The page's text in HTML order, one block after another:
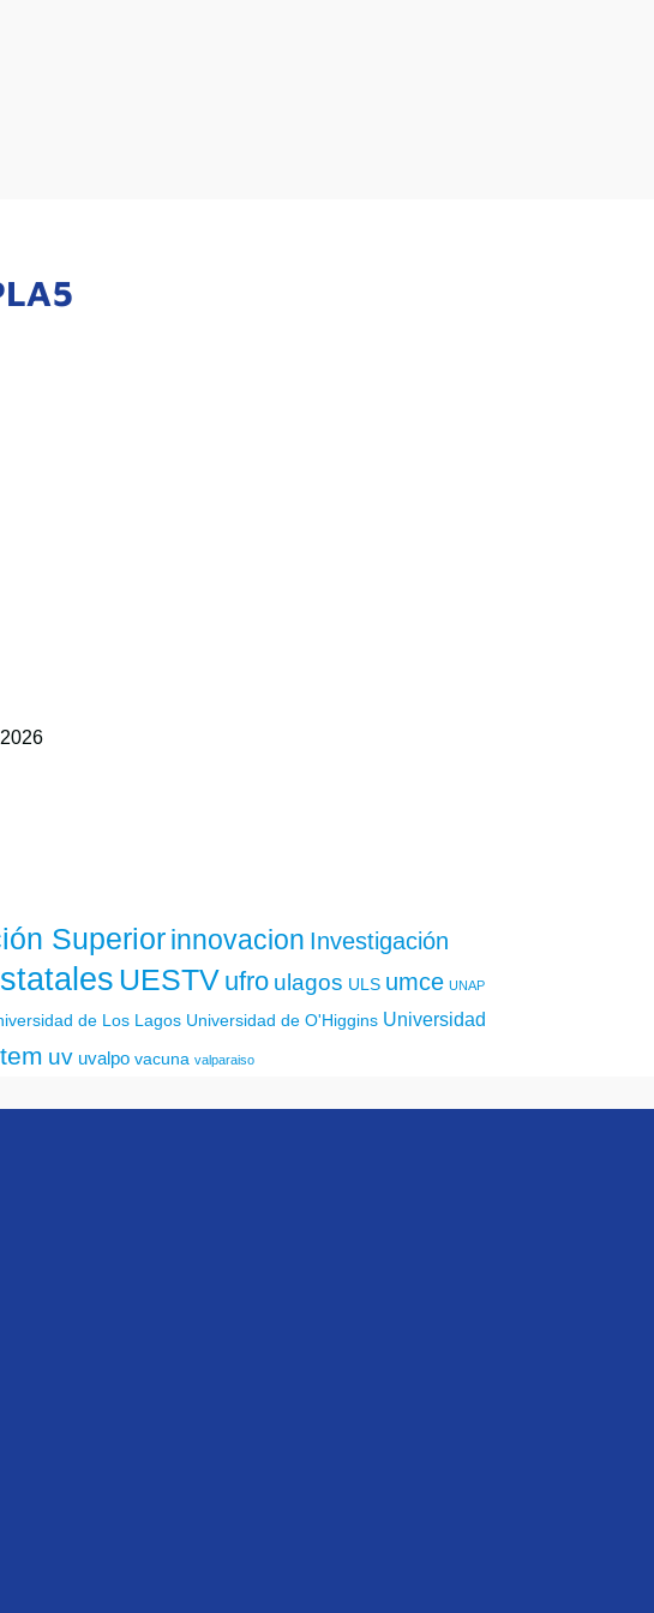
Superiorinnovacion Investigación
UESTV ufro ulagos ULS umce UNAP
de Los Lagos Universidad de O'Higgins Universidad
uv uvalpo vacuna valparaiso